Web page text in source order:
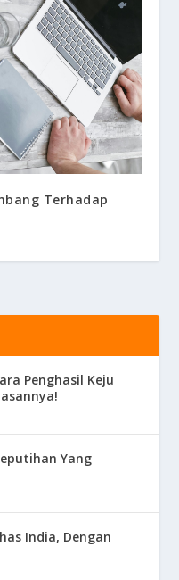
Terhadap
Penghasil Keju
Yang
India, Dengan